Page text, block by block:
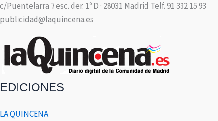
c/Puentelarra 7 esc. der. 1º D · 28031 Madrid Telf. 91 332 15 93
publicidad@laquincena.es
EDICIONES
LA QUINCENA